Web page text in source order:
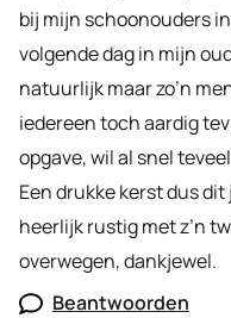
bij mijn schoonouders
volgende dag in mijn
natuurlijk maar zo’n
iedereen toch aardig
opgave, wil al snel
Een drukke kerst dus
heerlijk rustig met z’n
overwegen, dankjewel.
Beantwoorden